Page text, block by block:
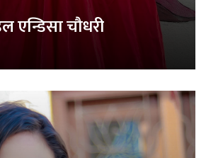
एन्डिसा चौधरी